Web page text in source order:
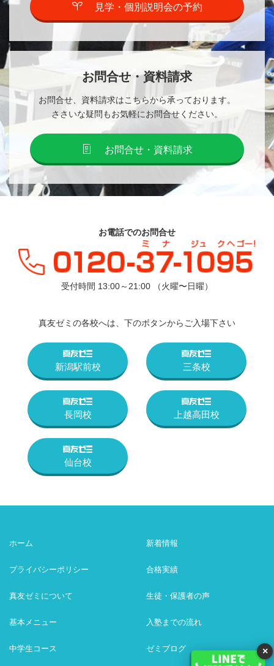
見学・個別説明会の予約
お問合せ・資料請求
お問合せ、資料請求はこちらから承っております。
ささいな疑問もお気軽にお問合せください。
お問合せ・資料請求
お電話でのお問合せ
受付時間 13:00～21:00 （火曜〜日曜）
真友ゼミの各校へは、下のボタンからご入場下さい
新潟駅前校 三条校
長岡校 上越高田校
仙台校
ホーム
真友ゼミについて
基本メニュー
中学生コース
合格実績
生徒・保護者の声
入塾までの流れ
ゼミブログ
新着情報
プライバシーポリシー
×